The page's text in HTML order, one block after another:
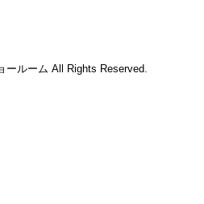
ールーム All Rights Reserved.